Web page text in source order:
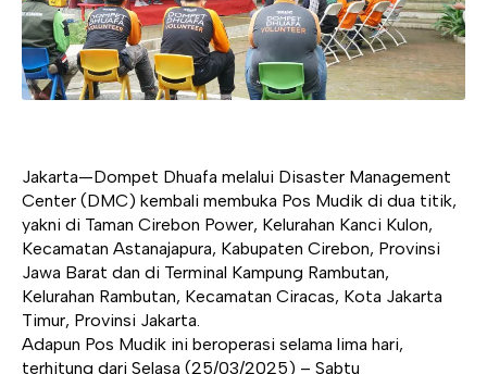
Jakarta—Dompet Dhuafa melalui Disaster Management
Center (DMC) kembali membuka Pos Mudik di dua titik,
yakni di Taman Cirebon Power, Kelurahan Kanci Kulon,
Kecamatan Astanajapura, Kabupaten Cirebon, Provinsi
Jawa Barat dan di Terminal Kampung Rambutan,
Kelurahan Rambutan, Kecamatan Ciracas, Kota Jakarta
Timur, Provinsi Jakarta.
Adapun Pos Mudik ini beroperasi selama lima hari,
terhitung dari Selasa (25/03/2025) – Sabtu